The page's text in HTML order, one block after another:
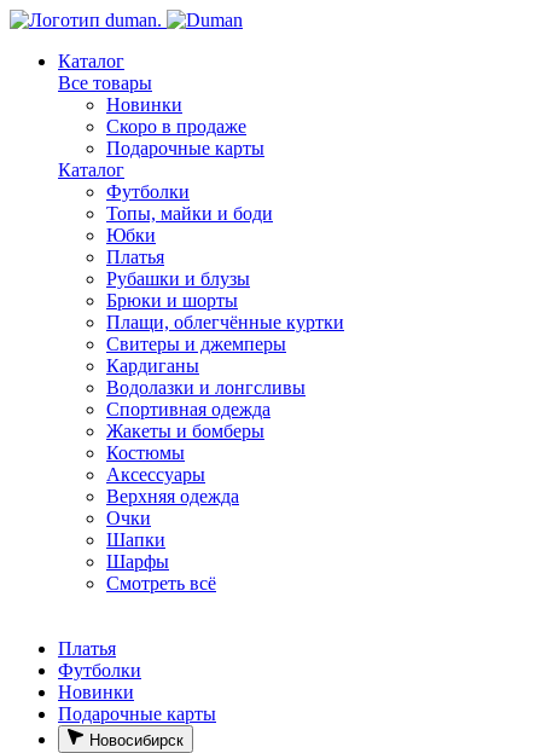
Каталог
Все товары
Новинки
Скоро в продаже
Подарочные карты
Каталог
Футболки
Топы, майки и боди
Юбки
Платья
Рубашки и блузы
Брюки и шорты
Плащи, облегчённые куртки
Свитеры и джемперы
Кардиганы
Водолазки и лонгсливы
Спортивная одежда
Жакеты и бомберы
Костюмы
Аксессуары
Верхняя одежда
Очки
Шапки
Шарфы
Смотреть всё
Платья
Футболки
Новинки
Подарочные карты
Новосибирск